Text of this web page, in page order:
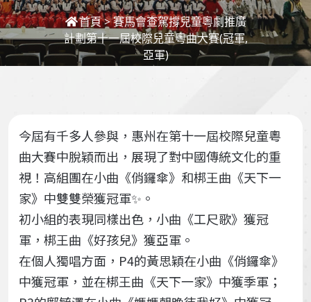
首頁>賽馬會查駕撐兒童粵劇推廣
計劃第十一屆校際兒童粵曲大賽(冠軍,
亞軍)
今屆有千多人參與，惠州在第十一屆校際兒童粵
曲大賽中脫穎而出，展現了對中國傳統文化的重
視！高組團在小曲《俏鑼傘》和梆王曲《天下一
家》中雙雙榮獲冠軍✨。
初小組的表現同樣出色，小曲《工尺歌》獲冠
軍，梆王曲《好孩兒》獲亞軍。
在個人獨唱方面，P4的黃思穎在小曲《俏鑼傘》
中獲冠軍，並在梆王曲《天下一家》中獲季軍；